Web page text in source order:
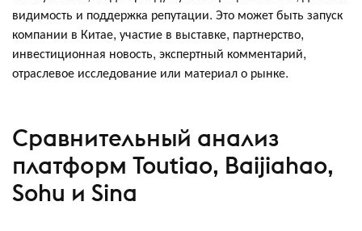
видимость и поддержка репутации. Это может быть запуск
компании в Китае, участие в выставке, партнерство,
инвестиционная новость, экспертный комментарий,
отраслевое исследование или материал о рынке.
Сравнительный анализ
платформ Toutiao, Baijiahao,
Sohu и Sina